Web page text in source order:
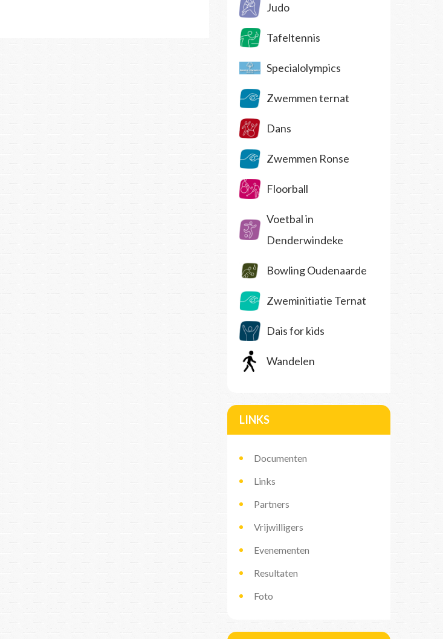
Judo
Tafeltennis
Specialolympics
Zwemmen ternat
Dans
Zwemmen Ronse
Floorball
Voetbal in
Denderwindeke
Bowling Oudenaarde
Zweminitiatie Ternat
Dais for kids
Wandelen
LINKS
Documenten
Links
Partners
Vrijwilligers
Evenementen
Resultaten
Foto